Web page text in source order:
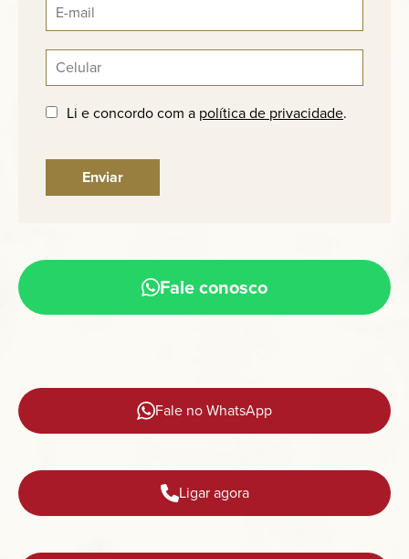
Li e concordo com a política de privacidade.
Fale conosco
Fale no WhatsApp
Ligar agora